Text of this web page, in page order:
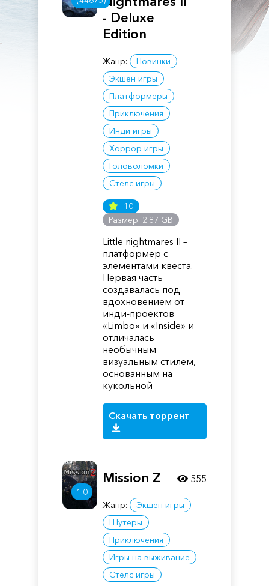
- Deluxe
Edition
Жанр:
Новинки
Экшен игры
Платформеры
Приключения
Инди игры
Хоррор игры
Головоломки
Стелс игры
10
Размер: 2.87 GB
Little nightmares II –
платформер с
элементами квеста.
Первая часть
создавалась под
вдохновением от
инди-проектов
«Limbo» и «Inside» и
отличалась
необычным
визуальным стилем,
основанным на
кукольной
Скачать торрент
1.0
Mission Z
Жанр:
Экшен игры
Шутеры
Приключения
Игры на выживание
Стелс игры
555